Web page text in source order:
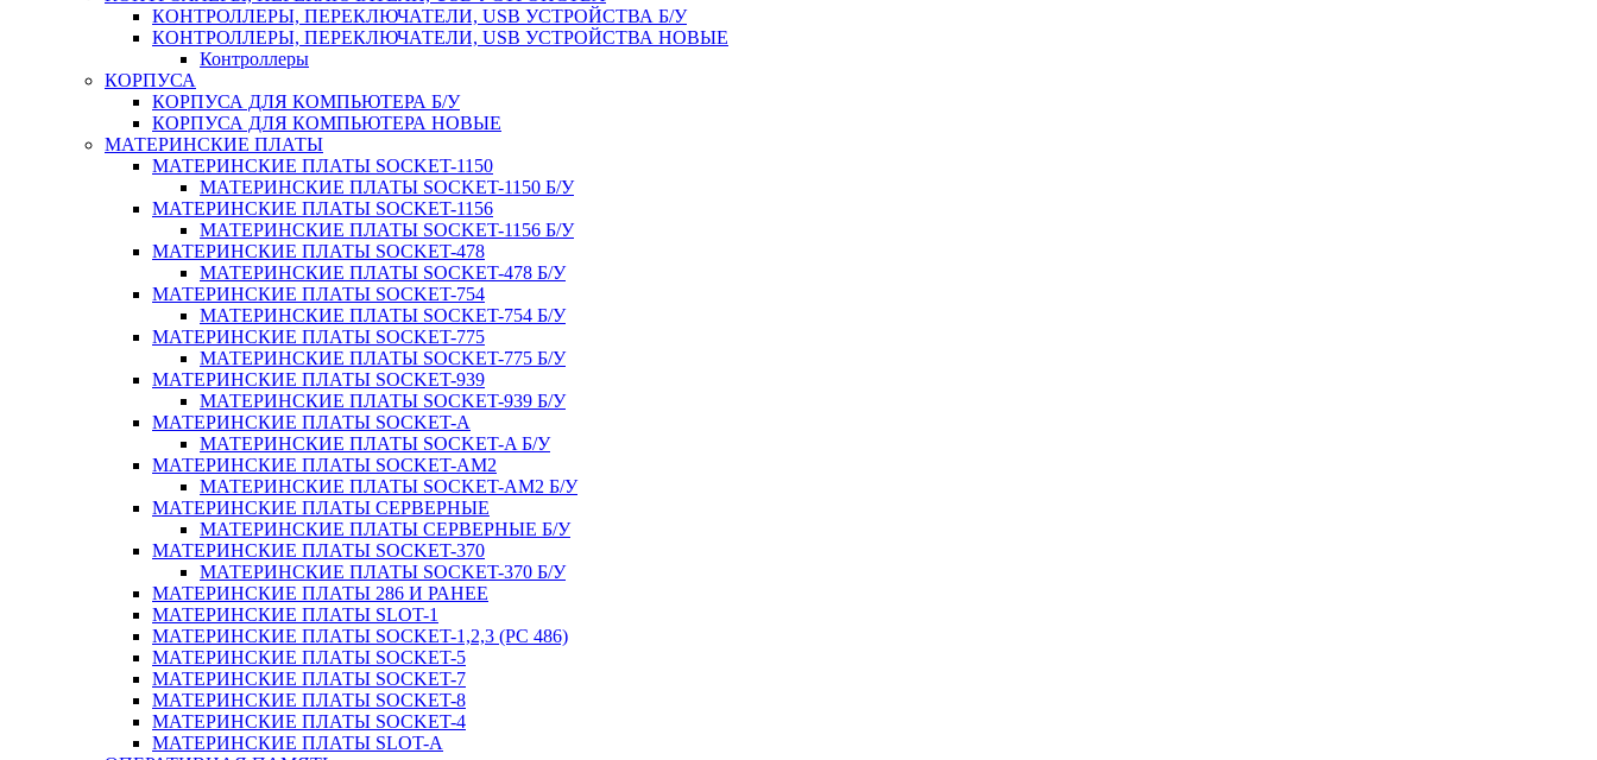
КОНТРОЛЛЕРЫ, ПЕРЕКЛЮЧАТЕЛИ, USB УСТРОЙСТВА Б/У
КОНТРОЛЛЕРЫ, ПЕРЕКЛЮЧАТЕЛИ, USB УСТРОЙСТВА НОВЫЕ
Контроллеры
КОРПУСА
КОРПУСА ДЛЯ КОМПЬЮТЕРА Б/У
КОРПУСА ДЛЯ КОМПЬЮТЕРА НОВЫЕ
МАТЕРИНСКИЕ ПЛАТЫ
МАТЕРИНСКИЕ ПЛАТЫ SOCKET-1150
МАТЕРИНСКИЕ ПЛАТЫ SOCKET-1150 Б/У
МАТЕРИНСКИЕ ПЛАТЫ SOCKET-1156
МАТЕРИНСКИЕ ПЛАТЫ SOCKET-1156 Б/У
МАТЕРИНСКИЕ ПЛАТЫ SOCKET-478
МАТЕРИНСКИЕ ПЛАТЫ SOCKET-478 Б/У
МАТЕРИНСКИЕ ПЛАТЫ SOCKET-754
МАТЕРИНСКИЕ ПЛАТЫ SOCKET-754 Б/У
МАТЕРИНСКИЕ ПЛАТЫ SOCKET-775
МАТЕРИНСКИЕ ПЛАТЫ SOCKET-775 Б/У
МАТЕРИНСКИЕ ПЛАТЫ SOCKET-939
МАТЕРИНСКИЕ ПЛАТЫ SOCKET-939 Б/У
МАТЕРИНСКИЕ ПЛАТЫ SOCKET-A
МАТЕРИНСКИЕ ПЛАТЫ SOCKET-A Б/У
МАТЕРИНСКИЕ ПЛАТЫ SOCKET-AM2
МАТЕРИНСКИЕ ПЛАТЫ SOCKET-AM2 Б/У
МАТЕРИНСКИЕ ПЛАТЫ СЕРВЕРНЫЕ
МАТЕРИНСКИЕ ПЛАТЫ СЕРВЕРНЫЕ Б/У
МАТЕРИНСКИЕ ПЛАТЫ SOCKET-370
МАТЕРИНСКИЕ ПЛАТЫ SOCKET-370 Б/У
МАТЕРИНСКИЕ ПЛАТЫ 286 И РАНЕЕ
МАТЕРИНСКИЕ ПЛАТЫ SLOT-1
МАТЕРИНСКИЕ ПЛАТЫ SOCKET-1,2,3 (PC 486)
МАТЕРИНСКИЕ ПЛАТЫ SOCKET-5
МАТЕРИНСКИЕ ПЛАТЫ SOCKET-7
МАТЕРИНСКИЕ ПЛАТЫ SOCKET-8
МАТЕРИНСКИЕ ПЛАТЫ SOCKET-4
МАТЕРИНСКИЕ ПЛАТЫ SLOT-A